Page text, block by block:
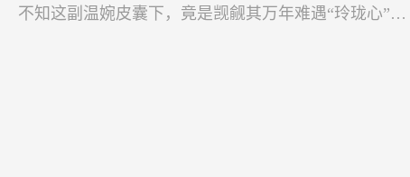
不知这副温婉皮囊下，竟是觊觎其万年难遇“玲珑心”…